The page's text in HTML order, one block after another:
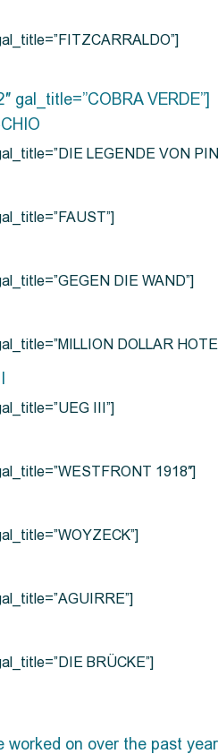
gal_title=”COBRA VERDE”]
LEGENDE VON
DIE WAND”]
DOLLAR
III”]
1918″]
BRÜCKE”]
on over the past